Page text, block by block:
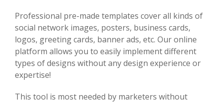
Professional pre-made templates cover all kinds of
social network images, posters, business cards,
logos, greeting cards, banner ads, etc. Our online
platform allows you to easily implement different
types of designs without any design experience or
expertise!
This tool is most needed by marketers without